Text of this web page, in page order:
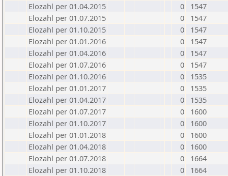
Elozahl per 01.04.2015
0
1547
Elozahl per 01.07.2015
0
1547
Elozahl per 01.10.2015
0
1547
Elozahl per 01.01.2016
0
1547
Elozahl per 01.04.2016
0
1547
Elozahl per 01.07.2016
0
1547
Elozahl per 01.10.2016
0
1535
Elozahl per 01.01.2017
0
1535
Elozahl per 01.04.2017
0
1535
Elozahl per 01.07.2017
0
1600
Elozahl per 01.10.2017
0
1600
Elozahl per 01.01.2018
0
1600
Elozahl per 01.04.2018
0
1600
Elozahl per 01.07.2018
0
1664
Elozahl per 01.10.2018
0
1664